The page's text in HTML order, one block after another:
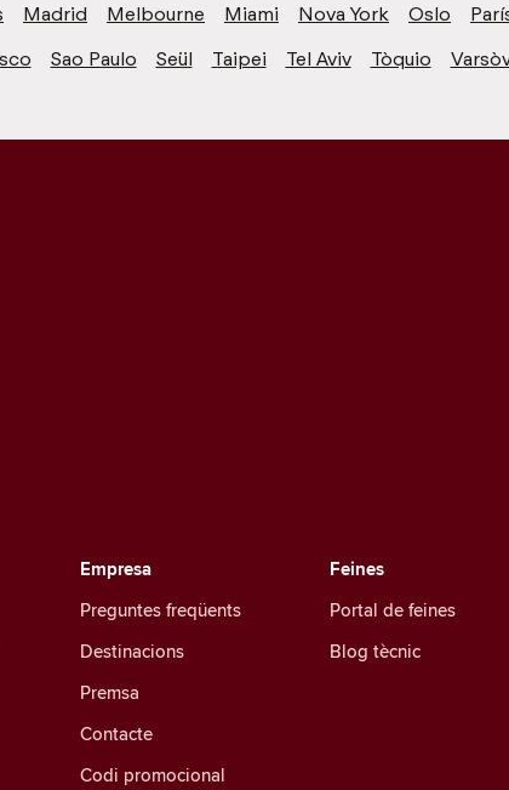
Madrid Melbourne Miami Nova York Oslo
Sao Paulo Seül Taipei Tel Aviv Tòquio
Feines
Portal de feines
Blog tècnic
Empresa
Preguntes freqüents
Destinacions
Premsa
Contacte
Codi promocional